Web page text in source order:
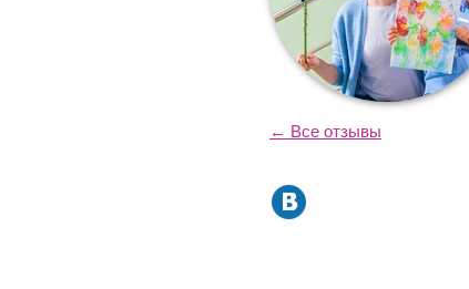
← Все отзывы